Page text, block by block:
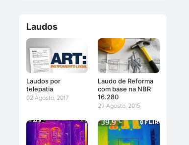
Laudos
Laudos por
telepatia
02 Agosto, 2017
Laudo de Reforma
com base na NBR
16.280
29 Agosto, 2015